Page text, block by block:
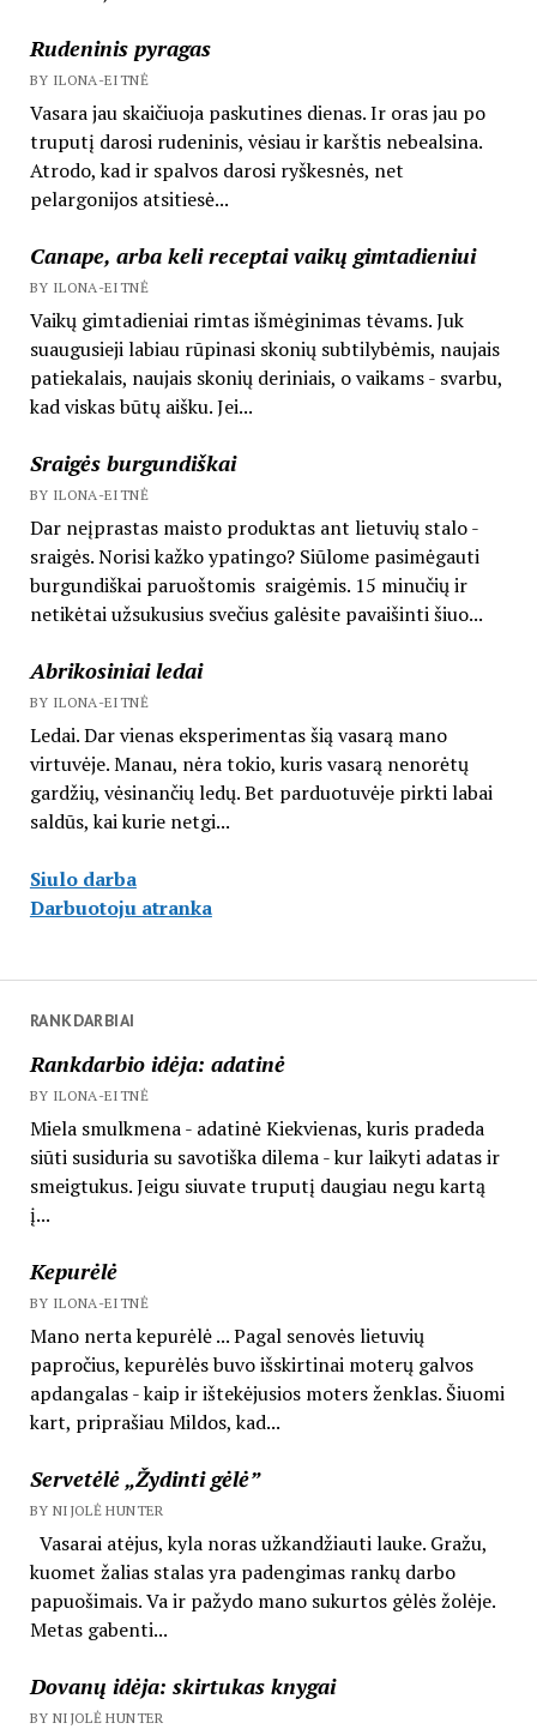
Rudeninis pyragas
BY ILONA-EITNĖ
Vasara jau skaičiuoja paskutines dienas. Ir oras jau po
truputį darosi rudeninis, vėsiau ir karštis nebealsina.
Atrodo, kad ir spalvos darosi ryškesnės, net
pelargonijos atsitiesė...
Canape, arba keli receptai vaikų gimtadieniui
BY ILONA-EITNĖ
Vaikų gimtadieniai rimtas išmėginimas tėvams. Juk
suaugusieji labiau rūpinasi skonių subtilybėmis, naujais
patiekalais, naujais skonių deriniais, o vaikams - svarbu,
kad viskas būtų aišku. Jei...
Sraigės burgundiškai
BY ILONA-EITNĖ
Dar neįprastas maisto produktas ant lietuvių stalo -
sraigės. Norisi kažko ypatingo? Siūlome pasimėgauti
burgundiškai paruoštomis sraigėmis. 15 minučių ir
netikėtai užsukusius svečius galėsite pavaišinti šiuo...
Abrikosiniai ledai
BY ILONA-EITNĖ
Ledai. Dar vienas eksperimentas šią vasarą mano
virtuvėje. Manau, nėra tokio, kuris vasarą nenorėtų
gardžių, vėsinančių ledų. Bet parduotuvėje pirkti labai
saldūs, kai kurie netgi...
Siulo darba
Darbuotoju atranka
RANKDARBIAI
Rankdarbio idėja: adatinė
BY ILONA-EITNĖ
Miela smulkmena - adatinė Kiekvienas, kuris pradeda
siūti susiduria su savotiška dilema - kur laikyti adatas ir
smeigtukus. Jeigu siuvate truputį daugiau negu kartą
į...
Kepurėlė
BY ILONA-EITNĖ
Mano nerta kepurėlė ... Pagal senovės lietuvių
papročius, kepurėlės buvo išskirtinai moterų galvos
apdangalas - kaip ir ištekėjusios moters ženklas. Šiuomi
kart, priprašiau Mildos, kad...
Servetėlė „Žydinti gėlė”
BY NIJOLĖ HUNTER
Vasarai atėjus, kyla noras užkandžiauti lauke. Gražu,
kuomet žalias stalas yra padengimas rankų darbo
papuošimais. Va ir pažydo mano sukurtos gėlės žolėje.
Metas gabenti...
Dovanų idėja: skirtukas knygai
BY NIJOLĖ HUNTER